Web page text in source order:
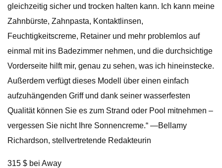
gleichzeitig sicher und trocken halten kann. Ich kann meine
Zahnbürste, Zahnpasta, Kontaktlinsen,
Feuchtigkeitscreme, Retainer und mehr problemlos auf
einmal mit ins Badezimmer nehmen, und die durchsichtige
Vorderseite hilft mir, genau zu sehen, was ich hineinstecke.
Außerdem verfügt dieses Modell über einen einfach
aufzuhängenden Griff und dank seiner wasserfesten
Qualität können Sie es zum Strand oder Pool mitnehmen –
vergessen Sie nicht Ihre Sonnencreme.“ —Bellamy
Richardson, stellvertretende Redakteurin
315 $ bei Away